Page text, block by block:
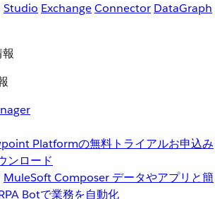
Studio ExchangeConnector DataGraph
Platformの無料トライアルお申込み
ンロード
MuleSoft Composer データやアプリと簡
Botで業務を自動化